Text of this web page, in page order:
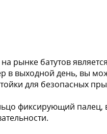
рынке батутов
выходной день, вы
для безопасных
фиксирующий палец,